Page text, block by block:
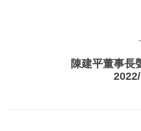
陳建平董事長